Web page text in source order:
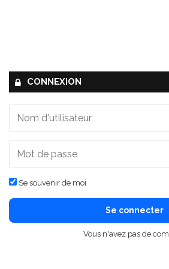
CONNEXION
Se souvenir de moi
Se connecter
Vous n'avez pas de